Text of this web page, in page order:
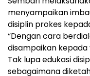
menyampaikan
disiplin prokes
“Dengan cara
disampaikan
Tak lupa edukasi
sebagaimana